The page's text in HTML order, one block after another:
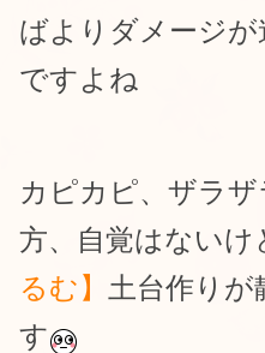
ばよりダメージ
ですよね
カピカピ、ザラ
方、自覚はないけ
るむ】 土台作りが
す